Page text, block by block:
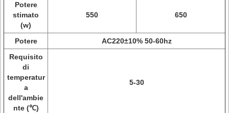
Potere
stimato
(w)
550 650
Potere
AC220±10% 50-60hz
Requisito
di
temperatur
a
dell'ambie
nte (℃)
5-30